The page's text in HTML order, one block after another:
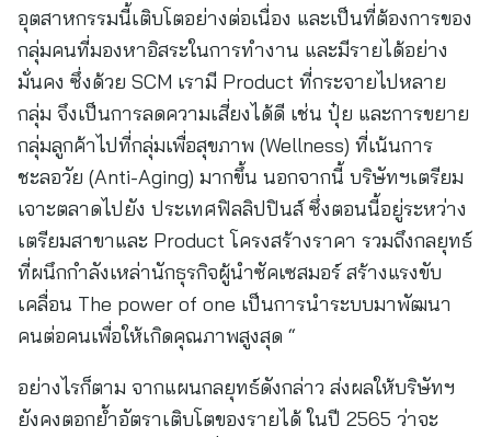
อุตสาหกรรมนี้เติบโตอย่างต่อเนื่อง และเป็นที่ต้องการของ
กลุ่มคนที่มองหาอิสระในการทำงาน และมีรายได้อย่าง
มั่นคง ซึ่งด้วย SCM เรามี Product ที่กระจายไปหลาย
กลุ่ม จึงเป็นการลดความเสี่ยงได้ดี เช่น ปุ๋ย และการขยาย
กลุ่มลูกค้าไปที่กลุ่มเพื่อสุขภาพ (Wellness) ที่เน้นการ
ชะลอวัย (Anti-Aging) มากขึ้น นอกจากนี้ บริษัทฯเตรียม
เจาะตลาดไปยัง ประเทศฟิลลิปปินส์ ซึ่งตอนนี้อยู่ระหว่าง
เตรียมสาขาและ Product โครงสร้างราคา รวมถึงกลยุทธ์
ที่ผนึกกำลังเหล่านักธุรกิจผู้นำซัคเซสมอร์ สร้างแรงขับ
เคลื่อน The power of one เป็นการนำระบบมาพัฒนา
คนต่อคนเพื่อให้เกิดคุณภาพสูงสุด “
อย่างไรก็ตาม จากแผนกลยุทธ์ดังกล่าว ส่งผลให้บริษัทฯ
ยังคงตอกย้ำอัตราเติบโตของรายได้ ในปี 2565 ว่าจะ